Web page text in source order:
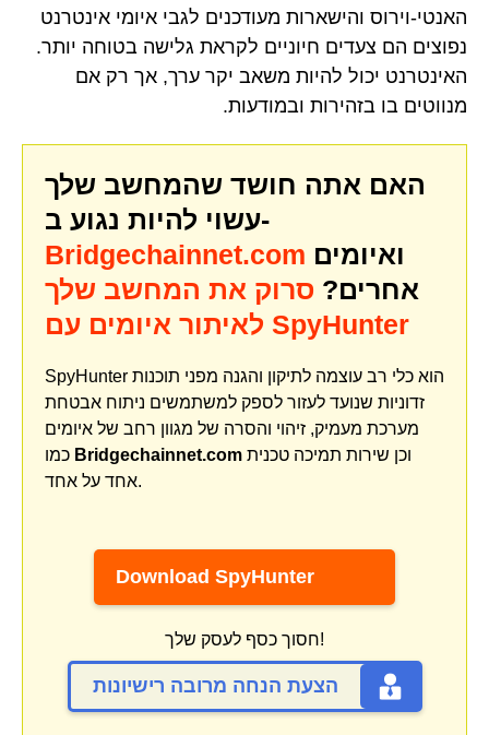
האנטי-וירוס והישארות מעודכנים לגבי איומי אינטרנט
נפוצים הם צעדים חיוניים לקראת גלישה בטוחה יותר.
האינטרנט יכול להיות משאב יקר ערך, אך רק אם
מנווטים בו בזהירות ובמודעות.
האם אתה חושד שהמחשב שלך
עשוי להיות נגוע ב-
Bridgechainnet.com
אחרים? סרוק את המחשב שלך
לאיתור איומים עם SpyHunter
SpyHunter הוא כלי רב עוצמה לתיקון והגנה מפני תוכנות
זדוניות שנועד לעזור לספק למשתמשים ניתוח אבטחת
מערכת מעמיק, זיהוי והסרה של מגוון רחב של איומים
Bridgechainnet.com
אחד על אחד.
Download SpyHunter
חסוך כסף לעסק שלך!
הצעת הנחה מרובה רישיונות